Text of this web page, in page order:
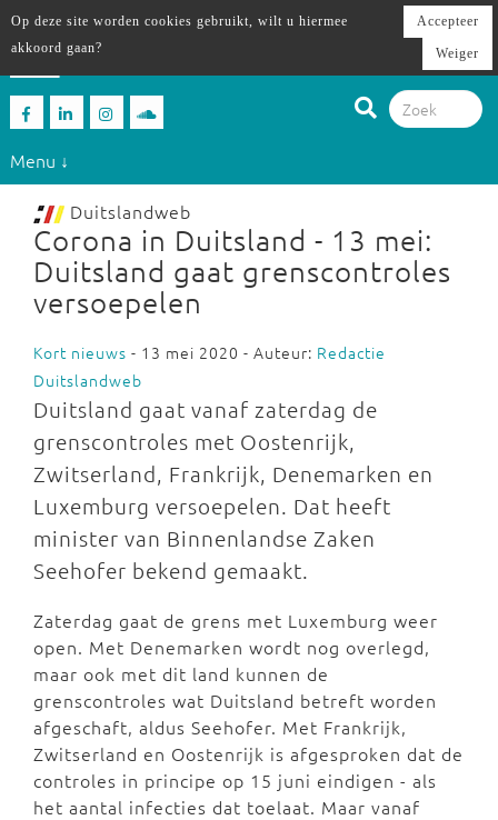
Menu ↓
Duitslandweb
Corona in Duitsland - 13 mei:
Duitsland gaat grenscontroles
versoepelen
Kort nieuws - 13 mei 2020 - Auteur: Redactie
Duitslandweb
Duitsland gaat vanaf zaterdag de
grenscontroles met Oostenrijk,
Zwitserland, Frankrijk, Denemarken en
Luxemburg versoepelen. Dat heeft
minister van Binnenlandse Zaken
Seehofer bekend gemaakt.
Zaterdag gaat de grens met Luxemburg weer
open. Met Denemarken wordt nog overlegd,
maar ook met dit land kunnen de
grenscontroles wat Duitsland betreft worden
afgeschaft, aldus Seehofer. Met Frankrijk,
Zwitserland en Oostenrijk is afgesproken dat de
controles in principe op 15 juni eindigen - als
het aantal infecties dat toelaat. Maar vanaf
Op deze site worden cookies gebruikt, wilt u hiermee
akkoord gaan?
Accepteer
Weiger